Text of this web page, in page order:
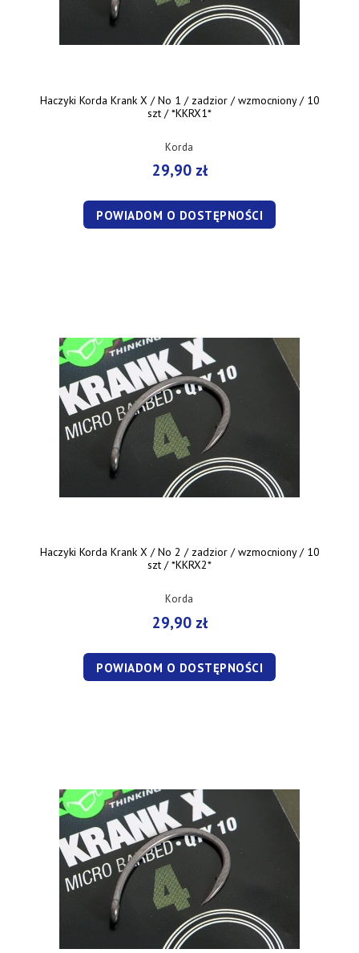
Haczyki Korda Krank X / No 1 / zadzior / wzmocniony / 10
szt / *KKRX1*
Korda
29,90 zł
POWIADOM O DOSTĘPNOŚCI
Haczyki Korda Krank X / No 2 / zadzior / wzmocniony / 10
szt / *KKRX2*
Korda
29,90 zł
POWIADOM O DOSTĘPNOŚCI